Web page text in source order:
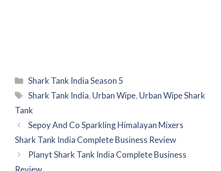
Categories
Shark Tank India Season 5
Tags
Shark Tank India, Urban Wipe, Urban Wipe Shark
Tank
Sepoy And Co Sparkling Himalayan Mixers
Shark Tank India Complete Business Review
Planyt Shark Tank India Complete Business